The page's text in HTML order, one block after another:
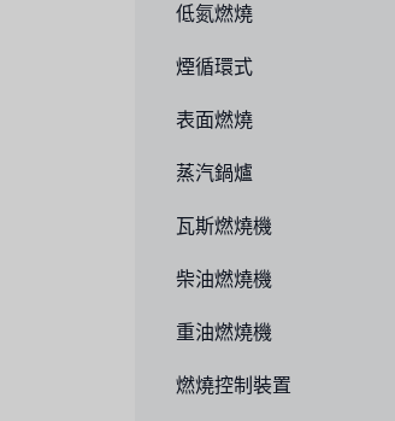
低氮燃燒
煙循環式
表面燃燒
蒸汽鍋爐
瓦斯燃燒機
柴油燃燒機
重油燃燒機
燃燒控制裝置